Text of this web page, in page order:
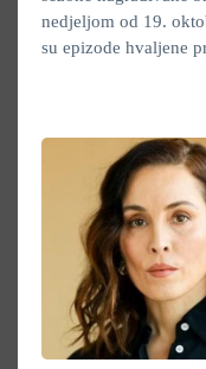
nedjeljom od 19.
su epizode hvaljene